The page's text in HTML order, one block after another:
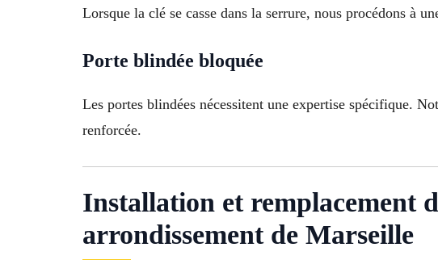
Lorsque la clé se casse dans la serrure, nous procédons à
Porte blindée bloquée
Les portes blindées nécessitent une expertise spécifique.
renforcée.
Installation et remplacement
arrondissement de Marseille